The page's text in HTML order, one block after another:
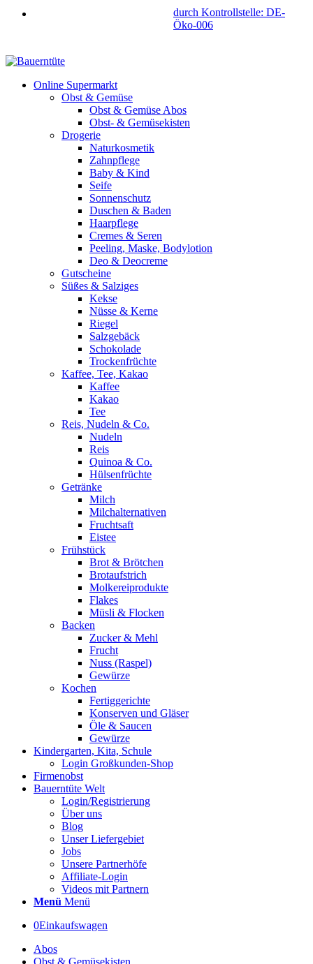
durch Kontrollstelle: DE-
Öko-006
Online Supermarkt
Obst & Gemüse
Obst & Gemüse Abos
Obst- & Gemüsekisten
Drogerie
Naturkosmetik
Zahnpflege
Baby & Kind
Seife
Sonnenschutz
Duschen & Baden
Haarpflege
Cremes & Seren
Peeling, Maske, Bodylotion
Deo & Deocreme
Gutscheine
Süßes & Salziges
Kekse
Nüsse & Kerne
Riegel
Salzgebäck
Schokolade
Trockenfrüchte
Kaffee, Tee, Kakao
Kaffee
Kakao
Tee
Reis, Nudeln & Co.
Nudeln
Reis
Quinoa & Co.
Hülsenfrüchte
Getränke
Milch
Milchalternativen
Fruchtsaft
Eistee
Frühstück
Brot & Brötchen
Brotaufstrich
Molkereiprodukte
Flakes
Müsli & Flocken
Backen
Zucker & Mehl
Frucht
Nuss (Raspel)
Gewürze
Kochen
Fertiggerichte
Konserven und Gläser
Öle & Saucen
Gewürze
Kindergarten, Kita, Schule
Login Großkunden-Shop
Firmenobst
Bauerntüte Welt
Login/Registrierung
Über uns
Blog
Unser Liefergebiet
Jobs
Unsere Partnerhöfe
Affiliate-Login
Videos mit Partnern
Menü Menü
0Einkaufswagen
Abos
Obst & Gemüsekisten